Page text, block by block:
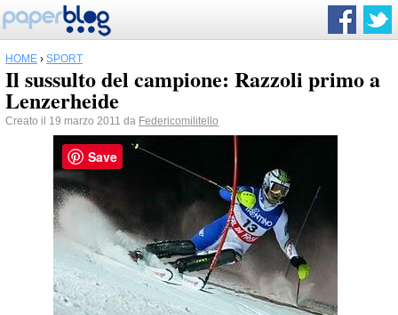
HOME › SPORT
Il sussulto del campione: Razzoli primo a
Lenzerheide
Creato il 19 marzo 2011 da Federicomilitello
Save